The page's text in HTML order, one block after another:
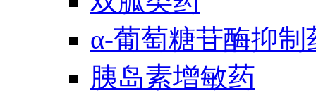
α-葡萄糖苷酶抑制
胰岛素增敏药